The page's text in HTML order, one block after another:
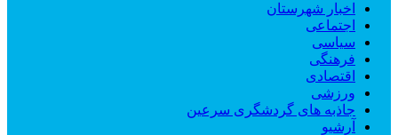
اخبار شهرستان
اجتماعی
سیاسی
فرهنگی
اقتصادی
ورزشی
جاذبه های گردشگری سرعین
آرشیو